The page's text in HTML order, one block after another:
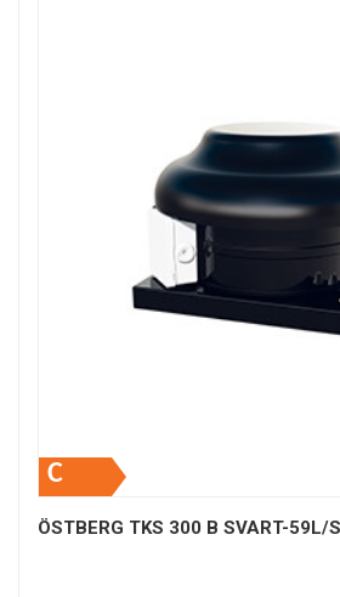
C
ÖSTBERG TKS 300 B SVART-59L/